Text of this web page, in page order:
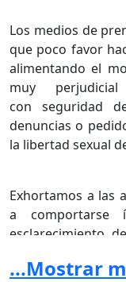
Los medios de
que poco favor
alimentando el
muy
con seguridad
denuncias o
la libertad sexual
Exhortamos a las
a comportarse
esclarecimiento
JUICIO
...Mostrar